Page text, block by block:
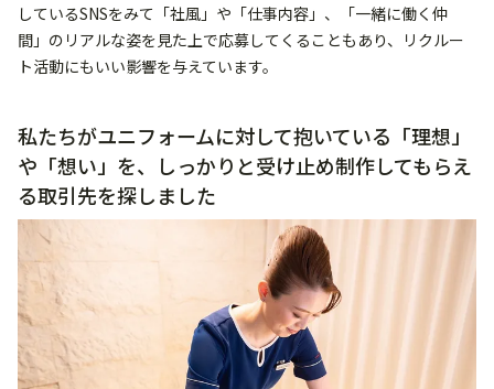
しているSNSをみて「社風」や「仕事内容」、「一緒に働く仲
間」のリアルな姿を見た上で応募してくることもあり、リクルー
ト活動にもいい影響を与えています。
私たちがユニフォームに対して抱いている「理想」
や「想い」を、しっかりと受け止め制作してもらえ
る取引先を探しました